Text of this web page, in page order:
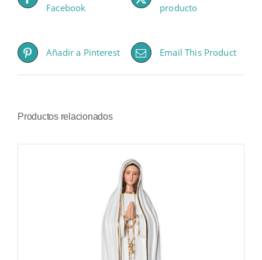
Facebook producto
Añadir a Pinterest Email This Product
Productos relacionados